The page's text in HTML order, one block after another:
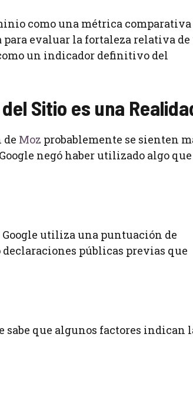
como una métrica comparativa
evaluar la fortaleza relativa de
un indicador definitivo del
Sitio es una
de Moz probablemente se sienten
negó haber utilizado algo que
utiliza una puntuación de
públicas previas que
sabe que algunos factores indican